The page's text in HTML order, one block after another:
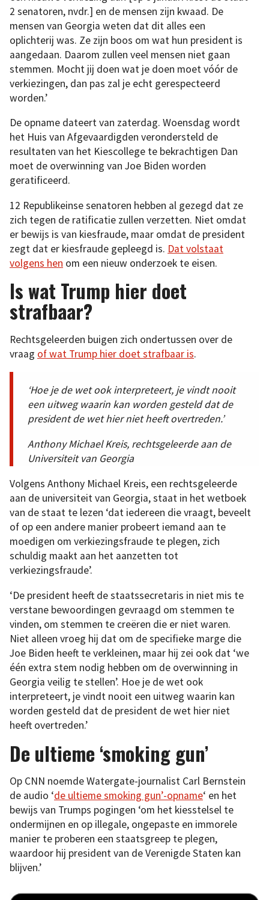
2 senatoren, nvdr.] en de mensen zijn kwaad. De
mensen van Georgia weten dat dit alles een
oplichterij was. Ze zijn boos om wat hun president is
aangedaan. Daarom zullen veel mensen niet gaan
stemmen. Mocht jij doen wat je doen moet vóór de
verkiezingen, dan pas zal je echt gerespecteerd
worden.’
De opname dateert van zaterdag. Woensdag wordt
het Huis van Afgevaardigden verondersteld de
resultaten van het Kiescollege te bekrachtigen Dan
moet de overwinning van Joe Biden worden
geratificeerd.
12 Republikeinse senatoren hebben al gezegd dat ze
zich tegen de ratificatie zullen verzetten. Niet omdat
er bewijs is van kiesfraude, maar omdat de president
zegt dat er kiesfraude gepleegd is. Dat volstaat
volgens hen om een nieuw onderzoek te eisen.
Is wat Trump hier doet
strafbaar?
Rechtsgeleerden buigen zich ondertussen over de
vraag of wat Trump hier doet strafbaar is.
‘Hoe je de wet ook interpreteert, je vindt nooit
een uitweg waarin kan worden gesteld dat de
president de wet hier niet heeft overtreden.’
Anthony Michael Kreis, rechtsgeleerde aan de
Universiteit van Georgia
Volgens Anthony Michael Kreis, een rechtsgeleerde
aan de universiteit van Georgia, staat in het wetboek
van de staat te lezen ‘dat iedereen die vraagt, beveelt
of op een andere manier probeert iemand aan te
moedigen om verkiezingsfraude te plegen, zich
schuldig maakt aan het aanzetten tot
verkiezingsfraude’.
‘De president heeft de staatssecretaris in niet mis te
verstane bewoordingen gevraagd om stemmen te
vinden, om stemmen te creëren die er niet waren.
Niet alleen vroeg hij dat om de specifieke marge die
Joe Biden heeft te verkleinen, maar hij zei ook dat ‘we
één extra stem nodig hebben om de overwinning in
Georgia veilig te stellen’. Hoe je de wet ook
interpreteert, je vindt nooit een uitweg waarin kan
worden gesteld dat de president de wet hier niet
heeft overtreden.’
De ultieme ‘smoking gun’
Op CNN noemde Watergate-journalist Carl Bernstein
de audio ‘de ultieme smoking gun’-opname‘ en het
bewijs van Trumps pogingen ‘om het kiesstelsel te
ondermijnen en op illegale, ongepaste en immorele
manier te proberen een staatsgreep te plegen,
waardoor hij president van de Verenigde Staten kan
blijven.’